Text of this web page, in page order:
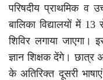
परिषदीय प्राथमिक व
बालिका विद्यालयों में
शिविर लगाया जाएगा।
ज्ञान शिक्षक देंगे। छात्र
के अतिरिक्त दूसरी